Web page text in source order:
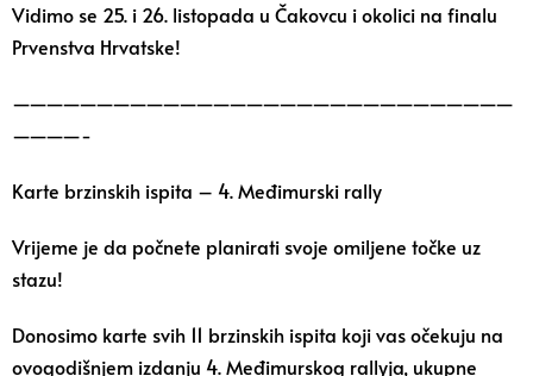
Vidimo se 25. i 26. listopada u Čakovcu i okolici na finalu
Prvenstva Hrvatske!
——————————————————————————————
————-
Karte brzinskih ispita – 4. Međimurski rally
Vrijeme je da počnete planirati svoje omiljene točke uz
stazu!
Donosimo karte svih 11 brzinskih ispita koji vas očekuju na
ovogodišnjem izdanju 4. Međimurskog rallyja, ukupne